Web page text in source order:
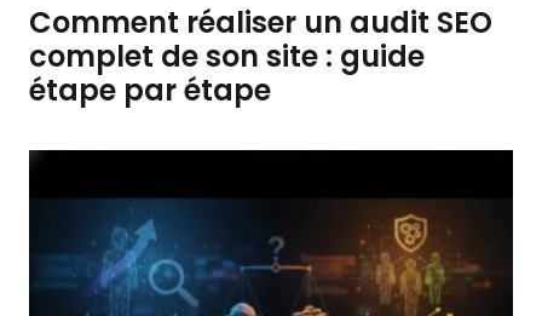
Comment réaliser un audit SEO
complet de son site : guide
étape par étape